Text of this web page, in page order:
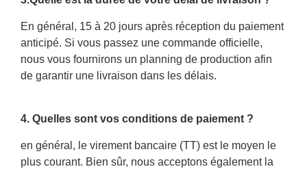
En général, 15 à 20 jours après réception du paiement
anticipé. Si vous passez une commande officielle,
nous vous fournirons un planning de production afin
de garantir une livraison dans les délais.
4. Quelles sont vos conditions de paiement ?
en général, le virement bancaire (TT) est le moyen le
plus courant. Bien sûr, nous acceptons également la